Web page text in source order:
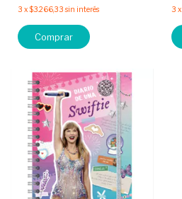
3 x$3.266,33 sin interés
Comprar
3 x